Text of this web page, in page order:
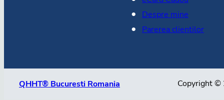
Despre mine
Parerea clientilor
QHHT® Bucuresti Romania Copyright ©